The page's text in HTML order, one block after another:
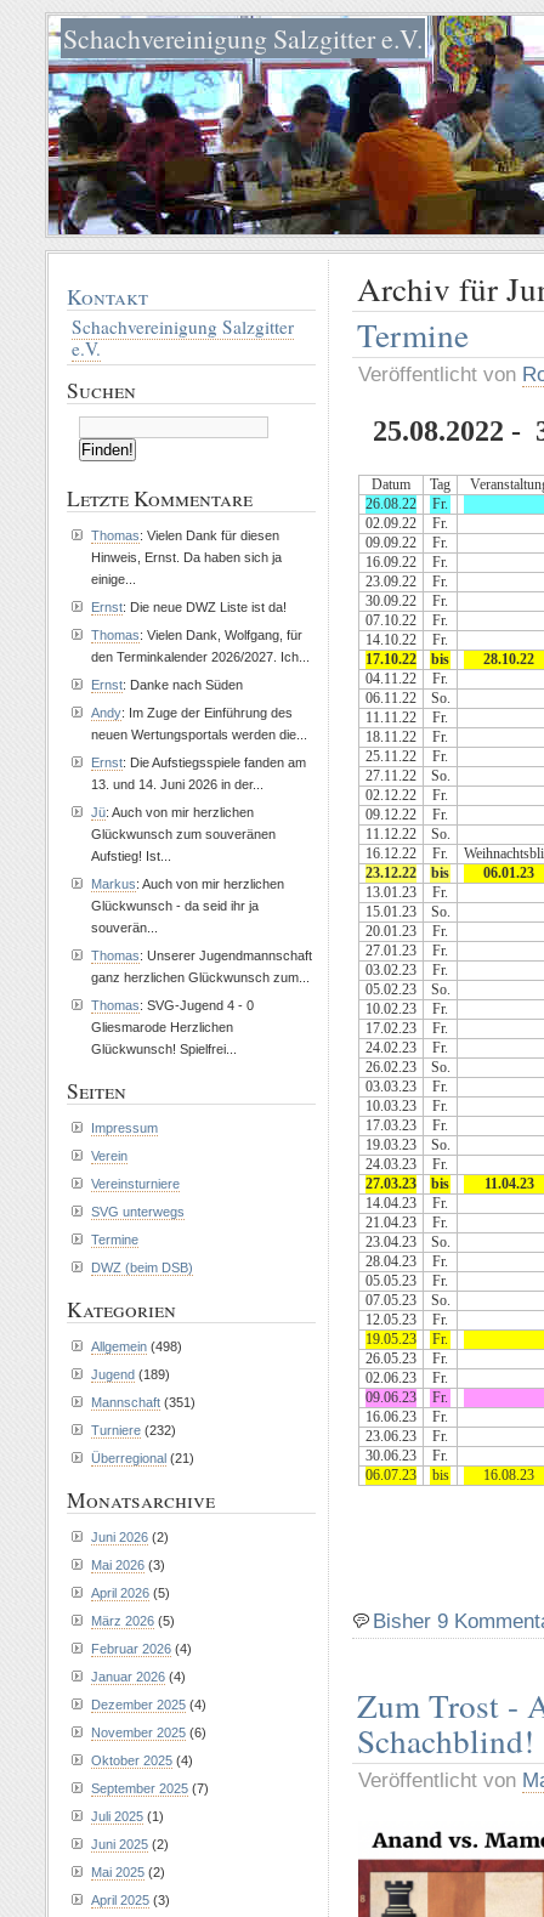
Schachvereinigung Salzgitter e.V.
Archiv für
Termine
Veröffentlicht von
25.08.2022 -
Datum Tag
26.08.22
Fr.
02.09.22
Fr.
09.09.22
Fr.
16.09.22
Fr.
23.09.22
Fr.
30.09.22
Fr.
07.10.22
Fr.
14.10.22
Fr.
17.10.22
bis
28.10.22
04.11.22
Fr.
06.11.22
So.
11.11.22
Fr.
18.11.22
Fr.
25.11.22
Fr.
27.11.22
So.
02.12.22
Fr.
09.12.22
Fr.
11.12.22
So.
16.12.22
Fr.
23.12.22
bis
06.01.23
13.01.23
Fr.
15.01.23
So.
20.01.23
Fr.
27.01.23
Fr.
03.02.23
Fr.
05.02.23
So.
10.02.23
Fr.
17.02.23
Fr.
24.02.23
Fr.
26.02.23
So.
03.03.23
Fr.
10.03.23
Fr.
17.03.23
Fr.
19.03.23
So.
24.03.23
Fr.
27.03.23
bis
11.04.23
14.04.23
Fr.
21.04.23
Fr.
23.04.23
So.
28.04.23
Fr.
05.05.23
Fr.
07.05.23
So.
12.05.23
Fr.
19.05.23
Fr.
26.05.23
Fr.
02.06.23
Fr.
09.06.23
Fr.
16.06.23
Fr.
23.06.23
Fr.
30.06.23
Fr.
06.07.23
bis 16.08.23
Bisher 9
Zum Trost -
Schachblind!
Veröffentlicht von
Kontakt
Schachvereinigung Salzgitter
e.V.
Suchen
Letzte Kommentare
Thomas: Vielen Dank für diesen
Hinweis, Ernst. Da haben sich ja
einige...
Ernst: Die neue DWZ Liste ist da!
Thomas: Vielen Dank, Wolfgang, für
den Terminkalender 2026/2027. Ich...
Ernst: Danke nach Süden
Andy: Im Zuge der Einführung des
neuen Wertungsportals werden die...
Ernst: Die Aufstiegsspiele fanden am
13. und 14. Juni 2026 in der...
Jü: Auch von mir herzlichen
Glückwunsch zum souveränen
Aufstieg! Ist...
Markus: Auch von mir herzlichen
Glückwunsch - da seid ihr ja
souverän...
Thomas: Unserer Jugendmannschaft
ganz herzlichen Glückwunsch zum...
Thomas: SVG-Jugend 4 - 0
Gliesmarode Herzlichen
Glückwunsch! Spielfrei...
Seiten
Impressum
Verein
Vereinsturniere
SVG unterwegs
Termine
DWZ (beim DSB)
Kategorien
Allgemein (498)
Jugend (189)
Mannschaft (351)
Turniere (232)
Überregional (21)
Monatsarchive
Juni 2026 (2)
Mai 2026 (3)
April 2026 (5)
März 2026 (5)
Februar 2026 (4)
Januar 2026 (4)
Dezember 2025 (4)
November 2025 (6)
Oktober 2025 (4)
September 2025 (7)
Juli 2025 (1)
Juni 2025 (2)
Mai 2025 (2)
April 2025 (3)